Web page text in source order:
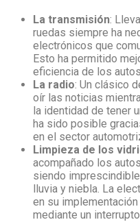
La transmisión:
ruedas siempre ha
electrónicos que
Esto ha permitido
eficiencia de los autos.
La radio: Un clásico
oír las noticias
la identidad de tener
ha sido posible
en el sector
Limpieza de los
acompañado los
siendo
lluvia y niebla. La
en su
mediante un